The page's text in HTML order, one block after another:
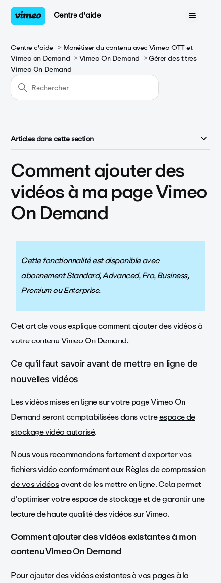
Centre d'aide
Centre d'aide
Monétiser du contenu avec Vimeo OTT et
Vimeo on Demand
Vimeo On Demand
Gérer des titres
Vimeo On Demand
Articles dans cette section
Comment ajouter des
vidéos à ma page Vimeo
On Demand
Cette fonctionnalité est disponible avec
abonnement Standard, Advanced, Pro, Business,
Premium ou Enterprise.
Cet article vous explique comment ajouter des vidéos à
votre contenu Vimeo On Demand.
Ce qu'il faut savoir avant de mettre en ligne de
nouvelles vidéos
Les vidéos mises en ligne sur votre page Vimeo On
Demand seront comptabilisées dans votreespace de
stockage vidéo autorisé.
Nous vous recommandons fortement d'exporter vos
fichiers vidéo conformément auxRègles de compression
de vos vidéosavant de les mettre en ligne. Cela permet
d'optimiser votre espace de stockage et de garantir une
lecture de haute qualité des vidéos sur Vimeo.
Comment ajouter des vidéos existantes à mon
contenu Vimeo On Demand
Pour ajouter des vidéos existantes à vos pages à la